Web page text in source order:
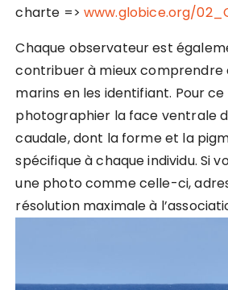
charte => www.globice.org/
Chaque observateur est
contribuer à mieux comprendre
marins en les identifiant. Pour
photographier la face ventrale
caudale, dont la forme et la
spécifique à chaque individu. Si
une photo comme celle-ci,
résolution maximale à